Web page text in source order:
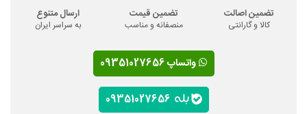
تضمین اصالت
کالا و گارانتی
تضمین قیمت
منصفانه و مناسب
ارسال متنوع
به سراسر ایران
واتساپ 09351027656